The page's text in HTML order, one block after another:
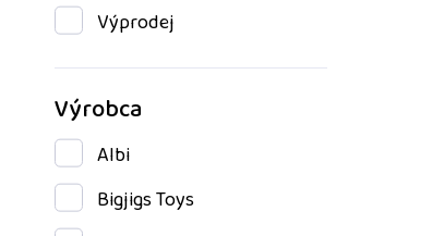
Výprodej
Výrobca
Albi
Bigjigs Toys